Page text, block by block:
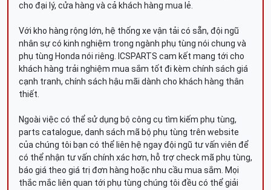
cho đại lý, cửa hàng và cả khách hàng mua lẻ.
Với kho hàng rộng lớn, hệ thống xe vận tải có sẵn, đội ngũ
nhân sự có kinh nghiệm trong ngành phụ tùng nói chung và
phụ tùng Honda nói riêng. ICSPARTS cam kết mang tới cho
khách hàng trải nghiệm mua sắm tốt đi kèm chính sách giá
cạnh tranh, chính sách hậu mãi dành cho khách hàng thân
thiết.
Ngoài việc có thể sử dụng bộ công cụ tìm kiếm phụ tùng,
parts catalogue, danh sách mã bộ phụ tùng trên website
của chúng tôi bạn có thể liên hệ ngay đội ngũ tư vấn viên để
có thể nhận tư vấn chính xác hơn, hỗ trợ check mã phụ tùng,
báo giá theo giá trị đơn hàng hoặc nhu cầu mua sắm. Mọi
thắc mắc liên quan tới phụ tùng chúng tôi đều có thể giải